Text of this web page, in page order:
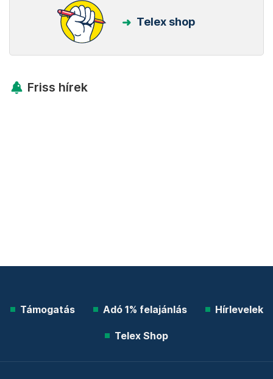
Telex shop
Friss hírek
Támogatás Adó 1% felajánlás Hírlevelek
Telex Shop